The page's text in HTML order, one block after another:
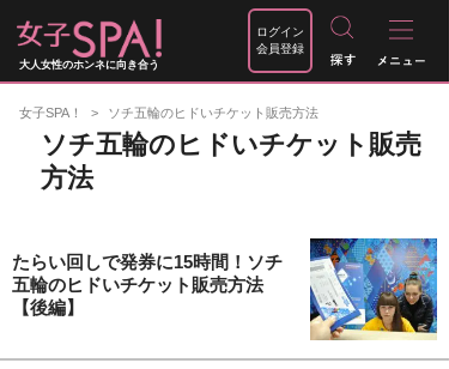
大人女性のホンネに向き合う
ログイン
会員登録
女子SPA！ ソチ五輪のヒドいチケット販売方法
ソチ五輪のヒドいチケット販売
方法
たらい回しで発券に15時間！ソチ
五輪のヒドいチケット販売方法
【後編】